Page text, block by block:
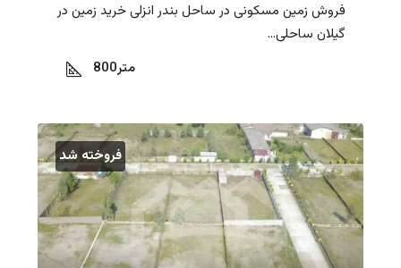
فروش زمین مسکونی در ساحل بندر انزلی خرید زمین در
گیلان ساحلی...
800متر
فروخته شد